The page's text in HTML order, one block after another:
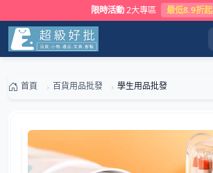
限時活動 2大專區 最低8.9折起
首頁 百貨用品批發 學生用品批發